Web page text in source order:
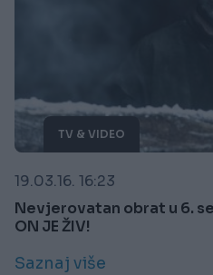
TV & VIDEO
19.03.16. 16:23
Nevjerovatan obrat u 6.
ON JE ŽIV!
Saznaj više